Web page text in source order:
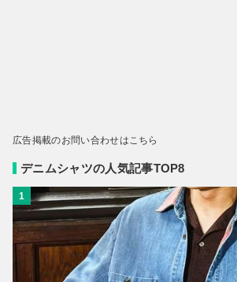
広告掲載のお問い合わせはこちら
デニムシャツの人気記事TOP8
1